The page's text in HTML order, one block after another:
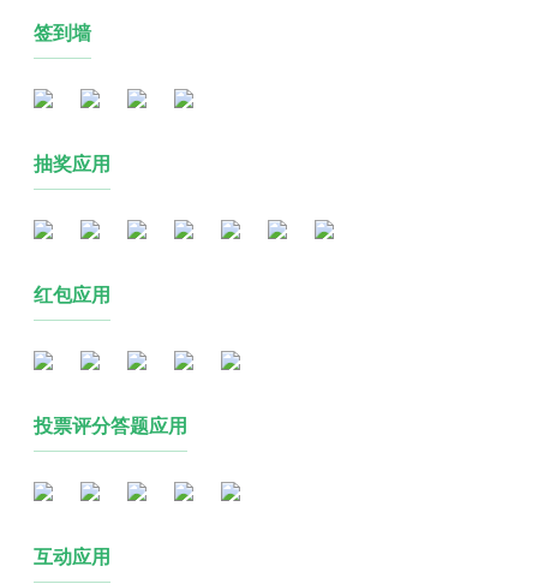
签到墙
抽奖应用
红包应用
投票评分答题应用
互动应用